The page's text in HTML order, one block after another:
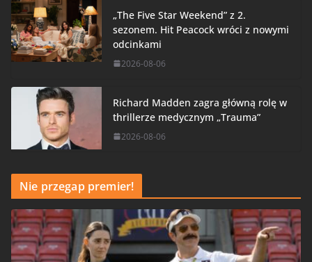
„The Five Star Weekend” z 2.
sezonem. Hit Peacock wróci z nowymi
odcinkami
2026-08-06
Richard Madden zagra główną rolę w
thrillerze medycznym „Trauma”
2026-08-06
Nie przegap premier!